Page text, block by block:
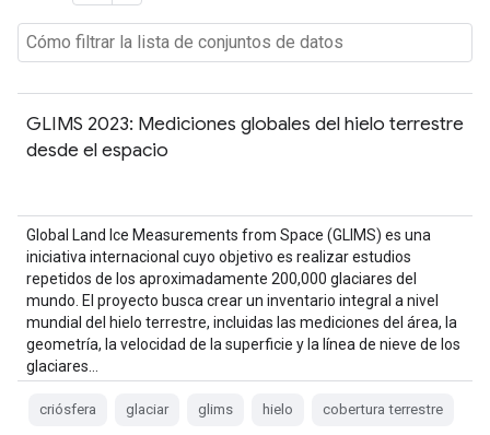
GLIMS 2023: Mediciones globales del hielo terrestre
desde el espacio
Global Land Ice Measurements from Space (GLIMS) es una
iniciativa internacional cuyo objetivo es realizar estudios
repetidos de los aproximadamente 200,000 glaciares del
mundo. El proyecto busca crear un inventario integral a nivel
mundial del hielo terrestre, incluidas las mediciones del área, la
geometría, la velocidad de la superficie y la línea de nieve de los
glaciares…
criósfera glaciar glims hielo cobertura terrestre